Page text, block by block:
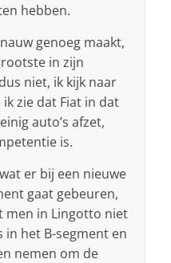
hebben.
genoeg maakt,
in zijn
niet, ik kijk naar
zie dat Fiat in dat
auto’s afzet,
is.
er bij een nieuwe
gaat gebeuren,
men in Lingotto niet
het B-segment en
nemen om de